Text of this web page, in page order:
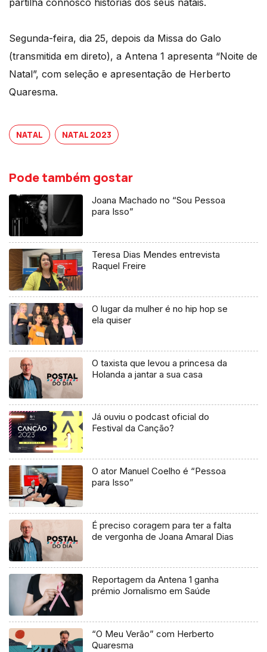
Segunda-feira, dia 25, depois da Missa do Galo
(transmitida em direto), a Antena 1 apresenta “Noite de
Natal”, com seleção e apresentação de Herberto
Quaresma.
NATAL NATAL 2023
Pode também gostar
Joana Machado no “Sou Pessoa
para Isso”
Teresa Dias Mendes entrevista
Raquel Freire
O lugar da mulher é no hip hop se
ela quiser
O taxista que levou a princesa da
Holanda a jantar a sua casa
Já ouviu o podcast oficial do
Festival da Canção?
O ator Manuel Coelho é “Pessoa
para Isso”
É preciso coragem para ter a falta
de vergonha de Joana Amaral Dias
Reportagem da Antena 1 ganha
prémio Jornalismo em Saúde
“O Meu Verão” com Herberto
Quaresma